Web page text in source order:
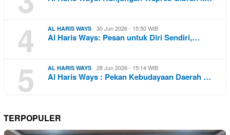
4 AL HARIS WAYS 30 Jun 2026 - 15:50 WIB
Al Haris Ways: Pesan untuk Diri Sendiri,…
5 AL HARIS WAYS 28 Jun 2026 - 15:14 WIB
Al Haris Ways : Pekan Kebudayaan Daerah …
TERPOPULER